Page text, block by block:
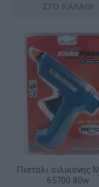
Πιστόλι σιλικόνης
65700 80w